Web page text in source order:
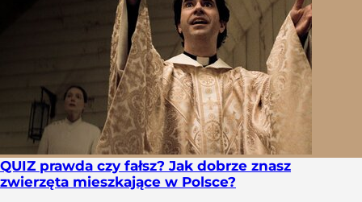
QUIZ prawda czy fałsz? Jak dobrze znasz
zwierzęta mieszkające w Polsce?